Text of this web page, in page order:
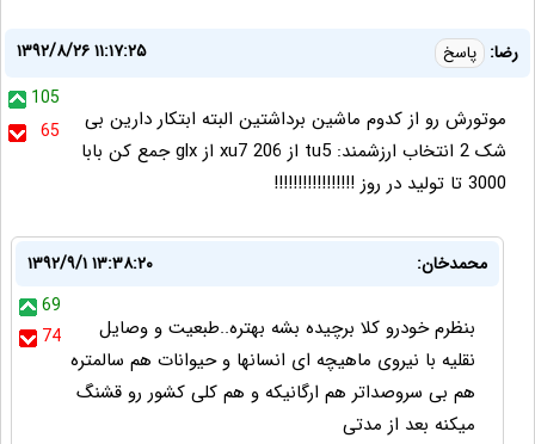
رضا: پاسخ
۱۳۹۲/۸/۲۶ ۱۱:۱۷:۲۵
105
65
موتورش رو از کدوم ماشین برداشتین البته ابتکار دارین بی
شک 2 انتخاب ارزشمند: tu5 از 206 xu7 از glx جمع کن بابا
3000 تا تولید در روز !!!!!!!!!!!!!!!!!
محمدخان:
۱۳۹۲/۹/۱ ۱۳:۳۸:۲۰
69
74
بنظرم خودرو کلا برچیده بشه بهتره..طبعیت و وصایل
نقلیه با نیروی ماهیچه ای انسانها و حیوانات هم سالمتره
هم بی سروصداتر هم ارگانیکه و هم کلی کشور رو قشنگ
میکنه بعد از مدتی